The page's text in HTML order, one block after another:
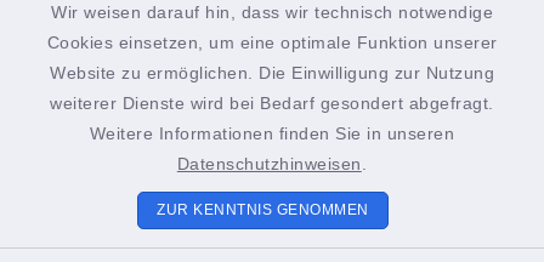
Wir weisen darauf hin, dass wir technisch notwendige
Cookies einsetzen, um eine optimale Funktion unserer
Website zu ermöglichen. Die Einwilligung zur Nutzung
weiterer Dienste wird bei Bedarf gesondert abgefragt.
Weitere Informationen finden Sie in unseren
Datenschutzhinweisen
ZUR KENNTNIS GENOMMEN
Barrierefreiheit
Datenschutz
Impressum
Cookie-Einstellungen